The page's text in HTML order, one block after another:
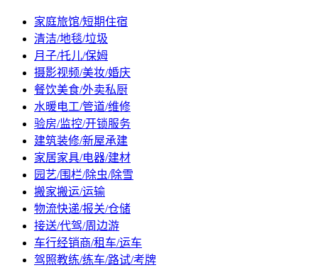
家庭旅馆/短期住宿
清洁/地毯/垃圾
月子/托儿/保姆
摄影视频/美妆/婚庆
餐饮美食/外卖私厨
水暖电工/管道/维修
验房/监控/开锁服务
建筑装修/新屋承建
家居家具/电器/建材
园艺/围栏/除虫/除雪
搬家搬运/运输
物流快递/报关/仓储
接送/代驾/周边游
车行经销商/租车/运车
驾照教练/练车/路试/考牌